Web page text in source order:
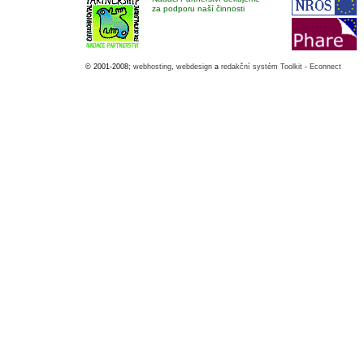
za podporu naší činnosti
© 2001-2008; webhosting, webdesign a redakční systém Toolkit - Econnect